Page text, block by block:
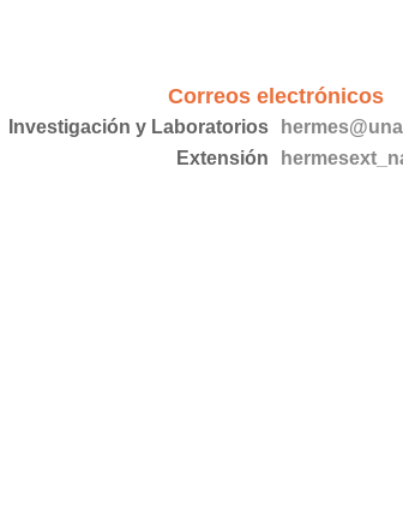
Correos electrónicos
Investigación y Laboratorios
Extensión